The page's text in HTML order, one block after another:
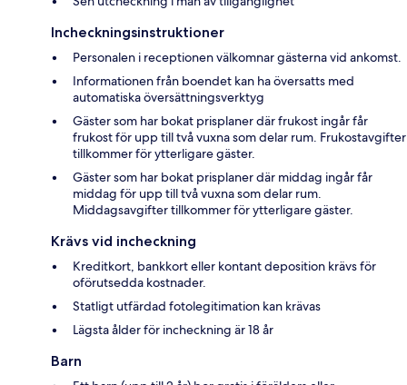
Incheckningsinstruktioner
Personalen i receptionen välkomnar gästerna vid ankomst.
Informationen från boendet kan ha översatts med
automatiska översättningsverktyg
Gäster som har bokat prisplaner där frukost ingår får
frukost för upp till två vuxna som delar rum. Frukostavgifter
tillkommer för ytterligare gäster.
Gäster som har bokat prisplaner där middag ingår får
middag för upp till två vuxna som delar rum.
Middagsavgifter tillkommer för ytterligare gäster.
Krävs vid incheckning
Kreditkort, bankkort eller kontant deposition krävs för
oförutsedda kostnader.
Statligt utfärdad fotolegitimation kan krävas
Lägsta ålder för incheckning är 18 år
Barn